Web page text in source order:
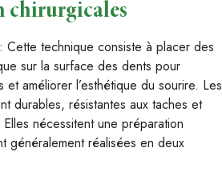
chirurgicales
technique consiste à placer des
sur la surface des dents pour
et améliorer l’esthétique du sourire. Les
durables, résistantes aux taches et
nécessitent une préparation
généralement réalisées en deux